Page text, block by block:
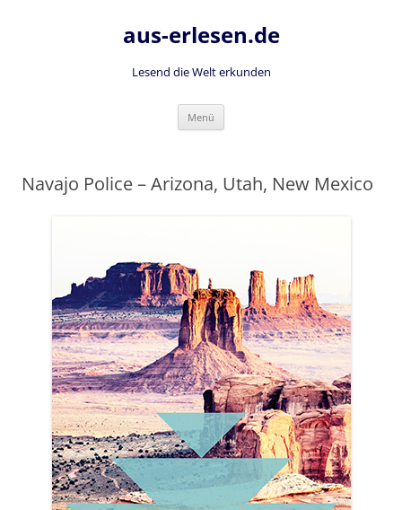
aus-erlesen.de
Lesend die Welt erkunden
Menü
Navajo Police – Arizona, Utah, New Mexico